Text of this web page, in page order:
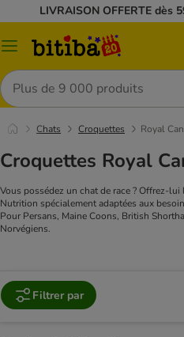
LIVRAISON OFFERTE dès
Menu
Rechercher
Chats Croquettes Royal
Croquettes Royal
Vous possédez un chat de race ? Offrez-
Nutrition spécialement adaptées aux
Pour Persans, Maine Coons, British
Norvégiens.
Filtrer par